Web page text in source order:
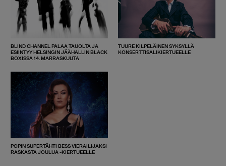
BLIND CHANNEL PALAA TAUOLTA JA
ESIINTYY HELSINGIN JÄÄHALLIN BLACK
BOXISSA 14. MARRASKUUTA
TUURE KILPELÄINEN SYKSYLLÄ
KONSERTTISALIKIERTUEELLE
POPIN SUPERTÄHTI BESS VIERAILIJAKSI
RASKASTA JOULUA -KIERTUEELLE